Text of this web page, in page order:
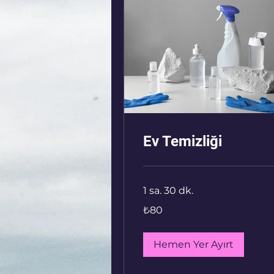
Ev Temizliği
1 sa. 30 dk.
₺80
Türk
₺80
Hemen Yer Ayırt